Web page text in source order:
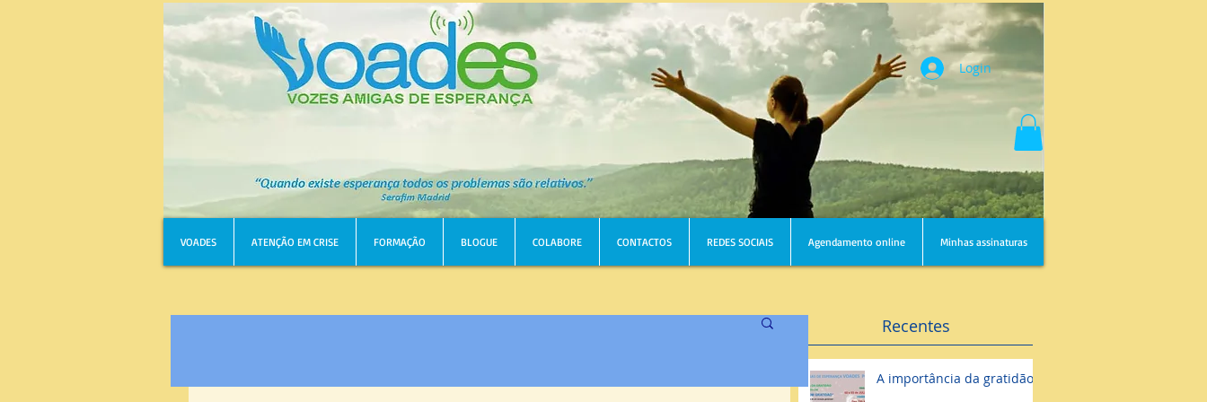
Login
VOADES ATENÇÃO EM CRISE FORMAÇÃO BLOGUE COLABORE CONTACTOS REDES SOCIAIS Agendamento online Minhas assinaturas
Recentes
A importância da gratidão